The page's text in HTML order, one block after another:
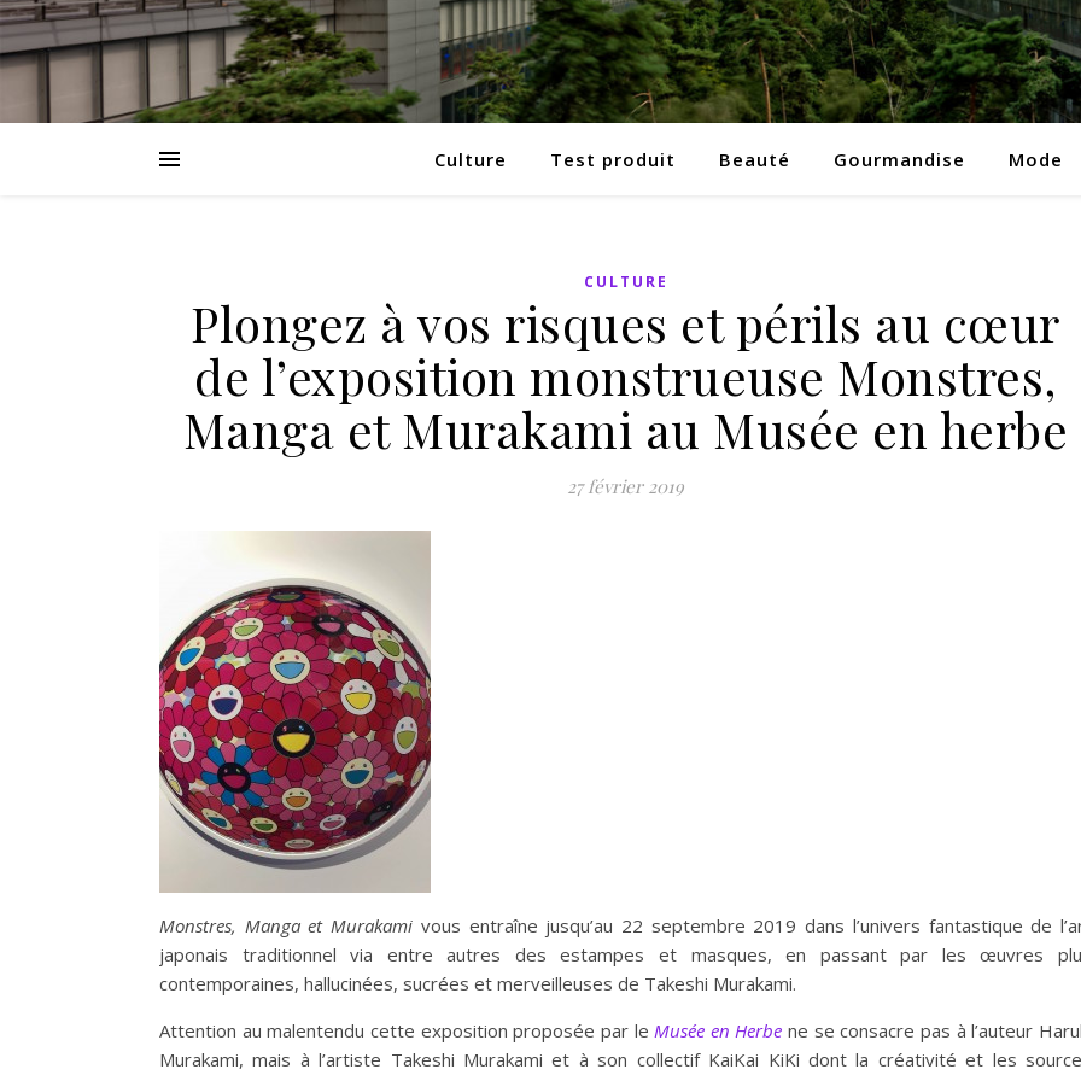
Culture Test produit Beauté Gourmandise Mode
CULTURE
Plongez à vos risques et périls au cœur
de l’exposition monstrueuse Monstres,
Manga et Murakami au Musée en herbe
27 février 2019
Monstres, Manga et Murakami vous entraîne jusqu’au 22 septembre 2019 dans l’univers fantastique de
japonais traditionnel via entre autres des estampes et masques, en passant par les œuvres
contemporaines, hallucinées, sucrées et merveilleuses de Takeshi Murakami.
Attention au malentendu cette exposition proposée par leMusée en Herbe ne se consacre pas à l’auteur
Murakami, mais à l’artiste Takeshi Murakami et à son collectif KaiKai KiKi dont la créativité et les